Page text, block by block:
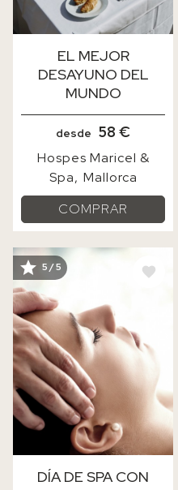
EL MEJOR
DESAYUNO DEL
MUNDO
desde 58 €
Hospes Maricel &
Spa
Mallorca
COMPRAR
IMAGE
5 / 5
DÍA DE SPA CON